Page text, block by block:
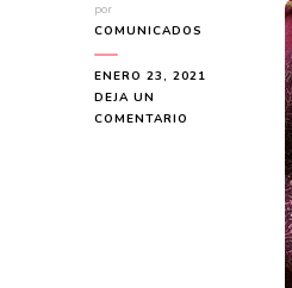
por
COMUNICADOS
ENERO 23, 2021
DEJA UN
COMENTARIO
CLARIVIDENTE